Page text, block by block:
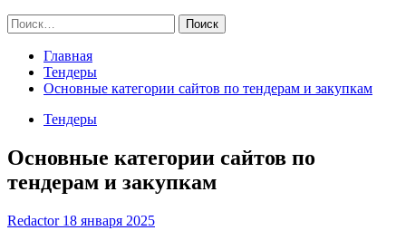
Найти:
Главная
Тендеры
Основные категории сайтов по тендерам и закупкам
Тендеры
Основные категории сайтов по
тендерам и закупкам
Redactor 18 января 2025